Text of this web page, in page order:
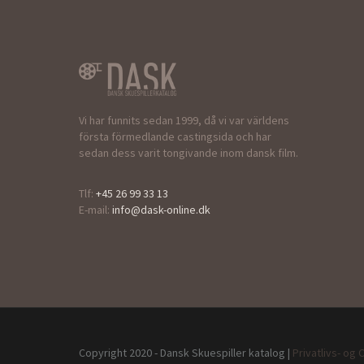
Vi har funnits sedan 1999, då vi var världens
första förmedlande castingsida och har
sedan dess varit tongivande inom dansk film.
Tlf: +45 26 99 33 13
E-mail: info@dask-online.dk
Copyright 2020 - Dansk Skuespiller katalog | Privatlivs- og